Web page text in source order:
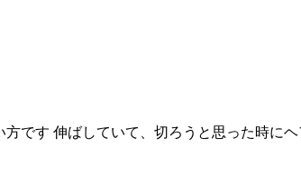
す 伸ばしていて、切ろうと思った時に